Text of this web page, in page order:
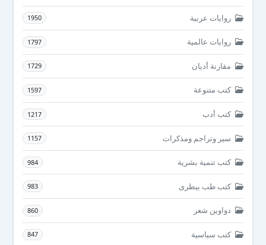
روايات عربية 1950
روايات عالمية 1797
مقارنة أديان 1729
كتب متنوعة 1597
كتب أدب 1217
سير وتراجم ومذكرات 1157
كتب تنمية بشرية 984
كتب طب بيطرى 983
دواوين شعر 860
كتب سياسية 847